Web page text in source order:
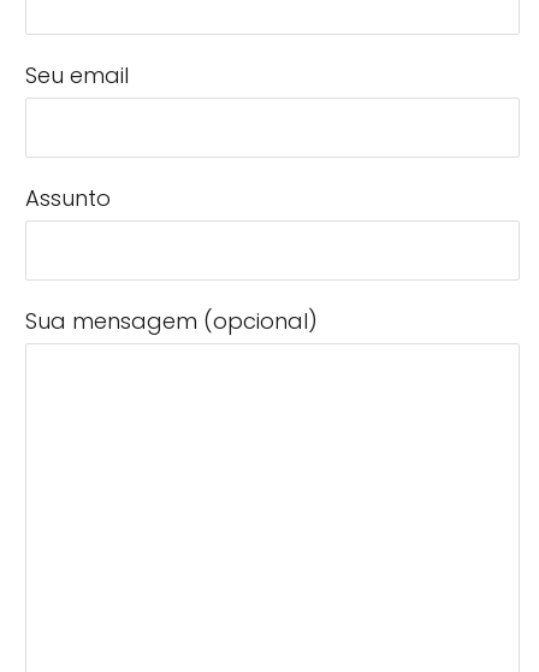
Seu email
Assunto
Sua mensagem (opcional)